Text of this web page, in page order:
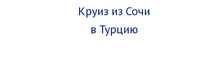
Круиз из Сочи
в Турцию